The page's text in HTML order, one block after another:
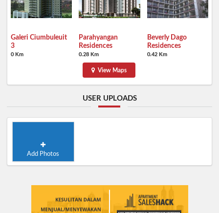
Galeri Ciumbuleuit
3
0 Km
Parahyangan
Residences
0.28 Km
Beverly Dago
Residences
0.42 Km
View Maps
USER UPLOADS
Add Photos